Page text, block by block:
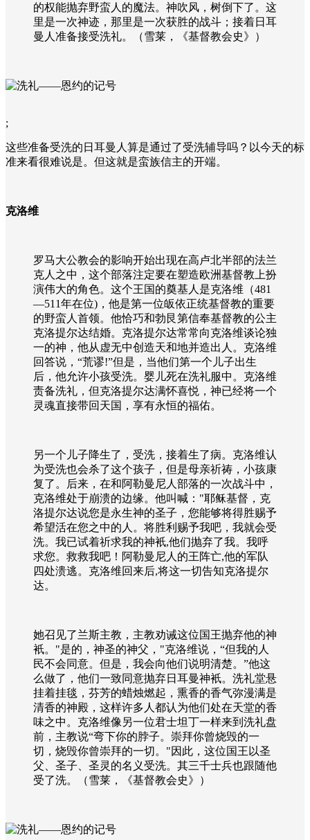
的权能抛弃野蛮人的魔法。神吹风，树倒下了。这
里是一次神迹，那里是一次获胜的战斗；接着日耳
曼人准备接受洗礼。（雪莱，《基督教会史》）
;
这些准备受洗的日耳曼人算是通过了受洗辅导吗？以今天的标
准来看很难说是。但这就是蛮族信主的开端。
克洛维
罗马大公教会的影响开始出现在高卢北半部的法兰
克人之中，这个部落注定要在塑造欧洲基督教上扮
演伟大的角色。这个王国的奠基人是克洛维（481
—511年在位) ，他是第一位皈依正统基督教的重要
的野蛮人首领。他恰巧和勃艮第信奉基督教的公主
克洛提尔达结婚。克洛提尔达常常向克洛维谈论独
一的神，他从虚无中创造天和地并造出人。克洛维
回答说，“荒谬!”但是，当他们第一个儿子出生
后，他允许小孩受洗。婴儿死在洗礼服中。克洛维
责备洗礼，但克洛提尔达满怀喜悦，神已经将一个
灵魂直接带回天国，享有永恒的福佑。
另一个儿子降生了，受洗，接着生了病。克洛维认
为受洗也会杀了这个孩子，但是母亲祈祷，小孩康
复了。后来，在和阿勒曼尼人部落的一次战斗中，
克洛维处于崩溃的边缘。他叫喊： "耶稣基督，克
洛提尔达说您是永生神的圣子，您能够将得胜赐予
希望活在您之中的人。将胜利赐予我吧，我就会受
洗。我已试着祈求我的神衹,他们抛弃了我。我呼
求您。救救我吧！阿勒曼尼人的王阵亡,他的军队
四处溃逃。克洛维回来后,将这一切告知克洛提尔
达。
她召见了兰斯主教，主教劝诫这位国王抛弃他的神
衹。 "是的，神圣的神父， "克洛维说，“但我的人
民不会同意。但是，我会向他们说明清楚。”他这
么做了，他们一致同意抛弃日耳曼神衹。洗礼堂悬
挂着挂毯，芬芳的蜡烛燃起，熏香的香气弥漫满是
清香的神殿，这样许多人都认为他们处在天堂的香
味之中。克洛维像另一位君士坦丁一样来到洗礼盘
前，主教说“弯下你的脖子。崇拜你曾烧毁的一
切，烧毁你曾崇拜的一切。 "因此，这位国王以圣
父、圣子、圣灵的名义受洗。其三千士兵也跟随他
受了洗。（雪莱，《基督教会史》）